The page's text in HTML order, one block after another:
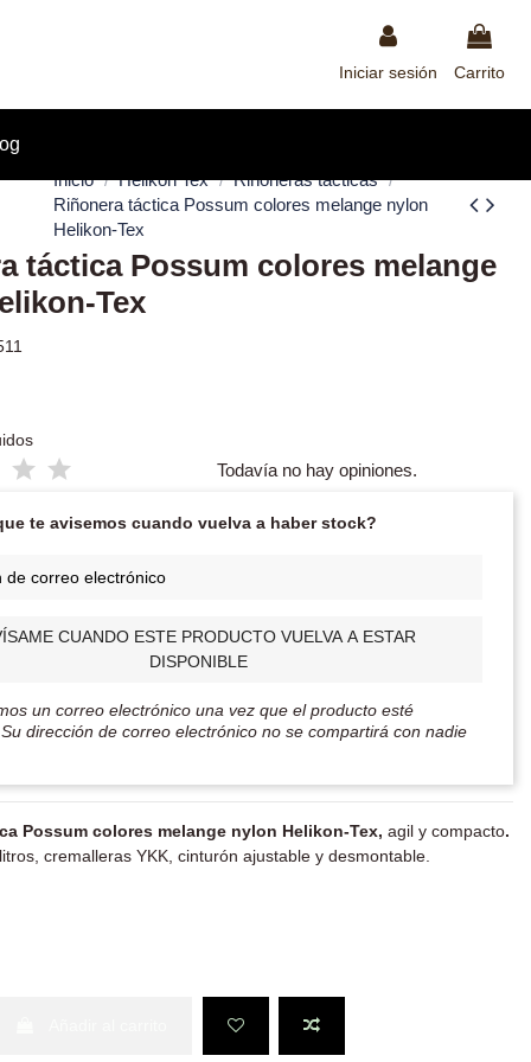
Iniciar sesión Carrito
Inicio
Helikon Tex
Riñoneras tácticas
Riñonera táctica Possum colores melange nylon
Helikon-Tex
táctica Possum colores melange
Tex
Todavía no hay opiniones.
te avisemos cuando vuelva a haber stock?
CUANDO ESTE PRODUCTO VUELVA A ESTAR
DISPONIBLE
un correo electrónico una vez que el producto esté
dirección de correo electrónico no se compartirá con nadie
Possum colores melange nylon Helikon-Tex, agil y compacto.
cremalleras YKK, cinturón ajustable y desmontable.